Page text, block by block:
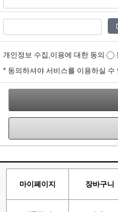
개인정보 수집,이용에 대한 동의
* 동의하셔야 서비스를 이용하실 수
마이페이지 장바구니